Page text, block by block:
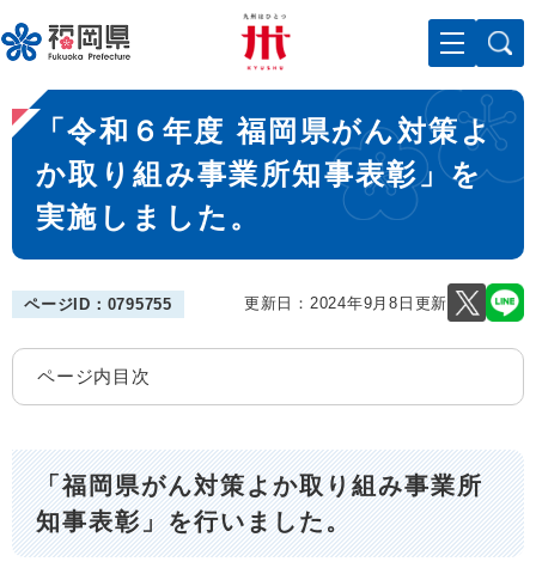
ー
ジ
先
頭
メニューを飛ばして本文へ
本
文
「令和６年度 福岡県がん対策よ
か取り組み事業所知事表彰」を
実施しました。
ページID：0795755 更新日：2024年9月8日更新
ページ内目次
「福岡県がん対策よか取り組み事業所
知事表彰」を行いました。